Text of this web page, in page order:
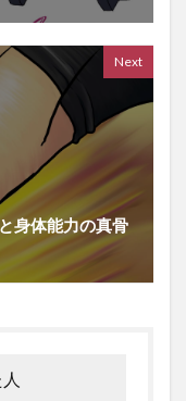
Next
身体能力の真骨